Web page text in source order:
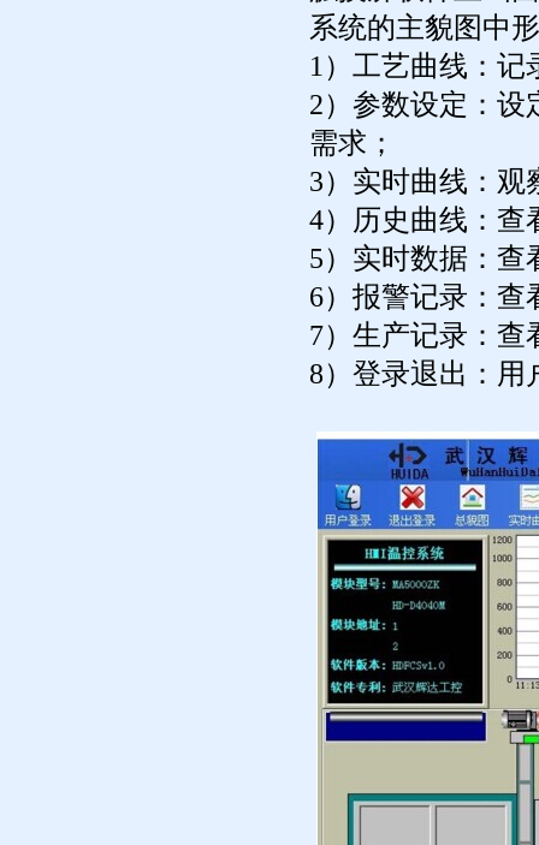
系统的主貌图中
1）工艺曲线：
2）参数设定：设
需求；
3）实时曲线：观
4）历史曲线：查
5）实时数据：查
6）报警记录：查
7）生产记录：查
8）登录退出：用